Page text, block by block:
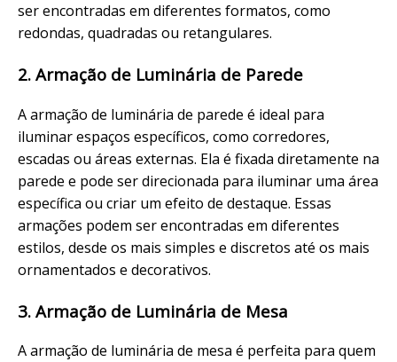
ser encontradas em diferentes formatos, como
redondas, quadradas ou retangulares.
2. Armação de Luminária de Parede
A armação de luminária de parede é ideal para
iluminar espaços específicos, como corredores,
escadas ou áreas externas. Ela é fixada diretamente na
parede e pode ser direcionada para iluminar uma área
específica ou criar um efeito de destaque. Essas
armações podem ser encontradas em diferentes
estilos, desde os mais simples e discretos até os mais
ornamentados e decorativos.
3. Armação de Luminária de Mesa
A armação de luminária de mesa é perfeita para quem